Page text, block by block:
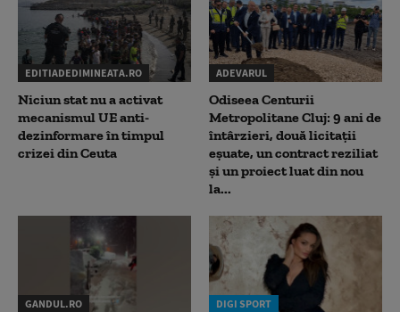
EDITIADEDIMINEATA.RO
Niciun stat nu a activat
mecanismul UE anti-
dezinformare în timpul
crizei din Ceuta
ADEVARUL
Odiseea Centurii
Metropolitane Cluj: 9 ani de
întârzieri, două licitații
eșuate, un contract reziliat
și un proiect luat din nou
la...
GANDUL.RO DIGI SPORT